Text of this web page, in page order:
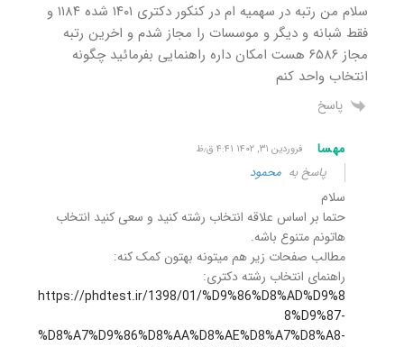
سلام من رتبه در سهمیه ام در کنکور دکتری ۱۴۰۱ شده ۱۱۸۴ و
فقط شبانه و دیگر و موسسات را مجاز شدم و اخرین رتبه
مجاز ۶۵۸۶ هست امکان داره راهنمایی بفرمائید چگونه
انتخاب واحد کنم
پاسخ
مهسا فروردین ۳۱, ۱۴۰۲ ۴:۴۱ ق٫ظ
پاسخ به محمود
سلام
حتما بر اساس علاقه انتخاب رشته کنید و سعی کنید انتخاب
هاتونم متنوع باشه.
مطالب صفحات زیر هم میتونه بهتون کمک کنه:
راهنمای انتخاب رشته دکتری:
https://phdtest.ir/1398/01/%D9%86%D8%AD%D9%8
8%D9%87-
%D8%A7%D9%86%D8%AA%D8%AE%D8%A7%D8%A8-